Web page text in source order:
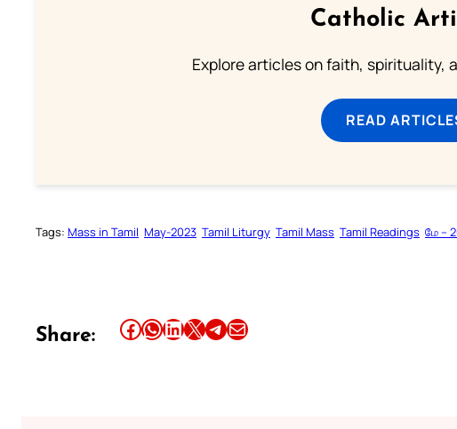
Catholic
Explore articles on faith, spirituality,
READ
Tags: Mass in Tamil May-2023 Tamil Liturgy Tamil Mass Tamil Readings மே –
Share: Share this article on Facebook Share this article on WhatsApp Share this article on LinkedIn Share this article on X Share this article on TelegramEmail this Article